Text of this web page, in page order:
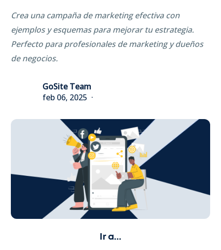
Crea una campaña de marketing efectiva con
ejemplos y esquemas para mejorar tu estrategia.
Perfecto para profesionales de marketing y dueños
de negocios.
GoSite Team
feb 06, 2025
Ir a...